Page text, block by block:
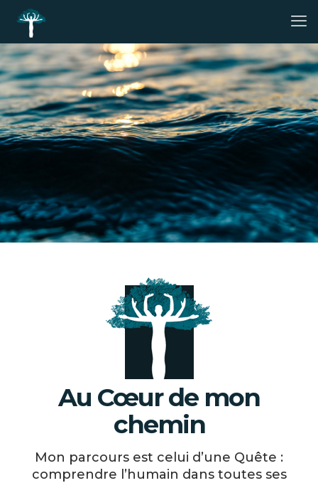
Au Cœur de mon
chemin
Mon parcours est celui d’une Quête :
comprendre l’humain dans toutes ses